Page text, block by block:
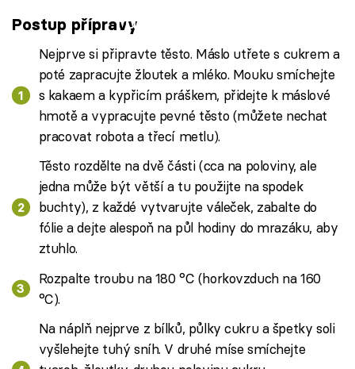
Failed to fetch
Postup přípravy
Nejprve si připravte těsto. Máslo utřete s cukrem a
poté zapracujte žloutek a mléko. Mouku smíchejte
s kakaem a kypřicím práškem, přidejte k máslové
hmotě a vypracujte pevné těsto (můžete nechat
pracovat robota a třecí metlu).
Těsto rozdělte na dvě části (cca na poloviny, ale
jedna může být větší a tu použijte na spodek
buchty), z každé vytvarujte váleček, zabalte do
fólie a dejte alespoň na půl hodiny do mrazáku, aby
ztuhlo.
Rozpalte troubu na 180 °C (horkovzduch na 160
°C).
Na náplň nejprve z bílků, půlky cukru a špetky soli
vyšlehejte tuhý sníh. V druhé míse smíchejte